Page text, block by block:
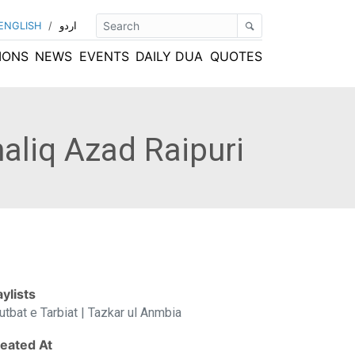
/ اردو
NEWS EVENTS DAILY DUA QUOTES
Azad Raipuri
e Tarbiat | Tazkar ul Anmbia
At